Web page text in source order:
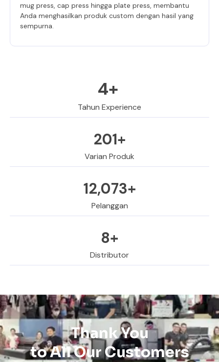
mug press, cap press hingga plate press, membantu
Anda menghasilkan produk custom dengan hasil yang
sempurna.
Tahun Experience
10+
Varian Produk
500+
Pelanggan
30,000+
Distributor
20+
Thank You
to All Our Customers